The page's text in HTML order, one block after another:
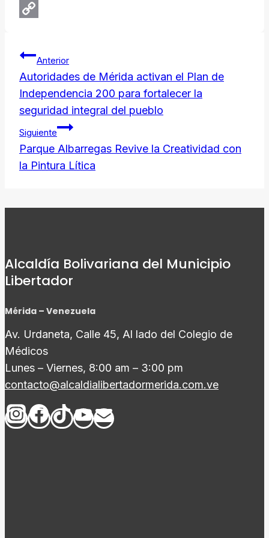
Email
Navegación
de
entradas
Anterior
Autoridades de Mérida activan el Plan de
Independencia 200 para fortalecer la
seguridad integral del pueblo
Siguiente
Parque Albarregas Revive la Creatividad con
la Pintura Lítica
Alcaldía Bolivariana del Municipio
Libertador
Mérida – Venezuela
Av. Urdaneta, Calle 45, Al lado del Colegio de
Médicos
Lunes – Viernes, 8:00 am – 3:00 pm
contacto@alcaldialibertadormerida.com.ve